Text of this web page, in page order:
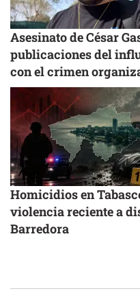
Asesinato de César
publicaciones del
con el crimen
Homicidios en
violencia reciente a
Barredora